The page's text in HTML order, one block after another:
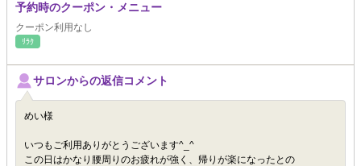
予約時のクーポン・メニュー
クーポン利用なし
ﾘﾗｸ
サロンからの返信コメント
めい様
いつもご利用ありがとうございます^_^
この日はかなり腰周りのお疲れが強く、帰りが楽になったとの